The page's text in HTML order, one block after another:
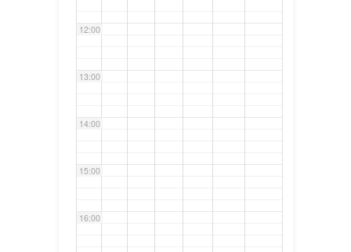
12:00
13:00
14:00
15:00
16:00